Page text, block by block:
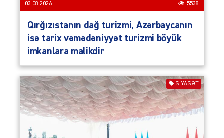
03.08.2026 5538
Qırğızıstanın dağ turizmi, Azərbaycanın
isə tarix vəmədəniyyət turizmi böyük
imkanlara malikdir
SIYASƏT